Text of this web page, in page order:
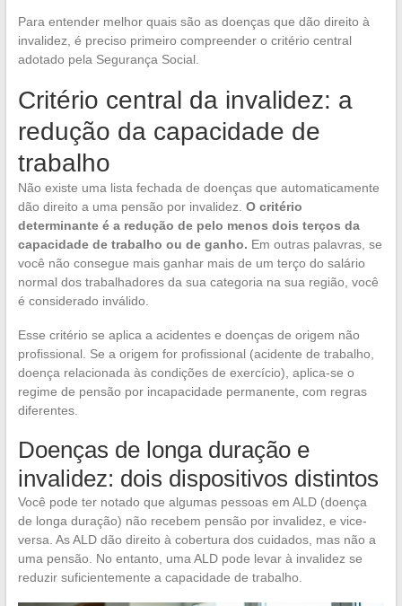
Para entender melhor quais são as doenças que dão direito à
invalidez, é preciso primeiro compreender o critério central
adotado pela Segurança Social.
Critério central da invalidez: a
redução da capacidade de
trabalho
Não existe uma lista fechada de doenças que automaticamente
dão direito a uma pensão por invalidez. O critério
determinante é a redução de pelo menos dois terços da
capacidade de trabalho ou de ganho. Em outras palavras, se
você não consegue mais ganhar mais de um terço do salário
normal dos trabalhadores da sua categoria na sua região, você
é considerado inválido.
Esse critério se aplica a acidentes e doenças de origem não
profissional. Se a origem for profissional (acidente de trabalho,
doença relacionada às condições de exercício), aplica-se o
regime de pensão por incapacidade permanente, com regras
diferentes.
Doenças de longa duração e
invalidez: dois dispositivos distintos
Você pode ter notado que algumas pessoas em ALD (doença
de longa duração) não recebem pensão por invalidez, e vice-
versa. As ALD dão direito à cobertura dos cuidados, mas não a
uma pensão. No entanto, uma ALD pode levar à invalidez se
reduzir suficientemente a capacidade de trabalho.